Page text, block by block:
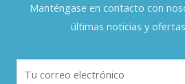
Manténgase en contacto con
últimas noticias y